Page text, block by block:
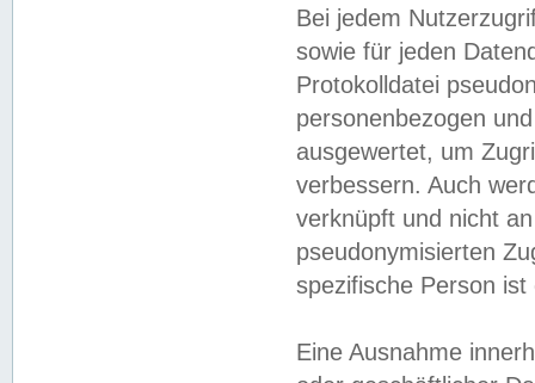
Bei jedem
sowie für jeden
Protokolldatei
personenbezogen
ausgewertet, um
verbessern. Auch
verknüpft und nicht
pseudonymisierten
spezifische Person
Eine Ausnahme